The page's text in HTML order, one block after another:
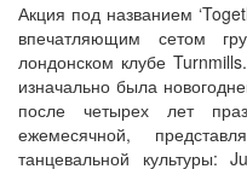
Акция под названием
впечатляющим сетом
лондонском клубе
изначально была
после четырех лет
ежемесячной,
танцевальной культуры: